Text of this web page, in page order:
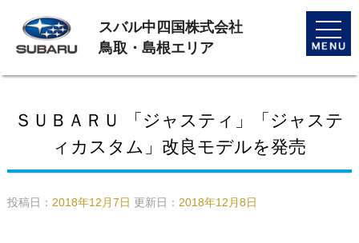
toggle
スバル中四国株式会社
鳥取・島根エリア
ＳＵＢＡＲＵ 「ジャスティ」「ジャステ
ィカスタム」改良モデルを発売
投稿日： 2018年12月7日 更新日： 2018年12月8日